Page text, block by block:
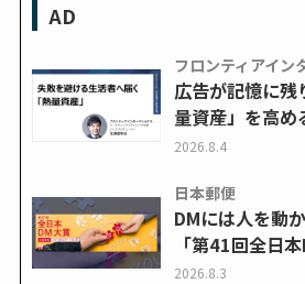
AD
フロンティアイン
広告が記憶に
量資産」を高
2026.8.4
日本郵便
DMには人を動
「第41回全日
2026.8.3